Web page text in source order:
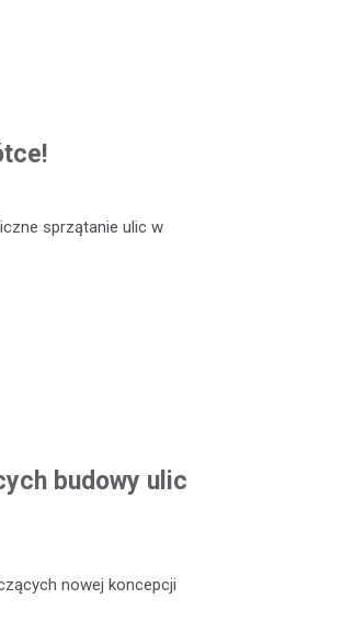
sprzątanie ulic w
budowy ulic
nowej koncepcji